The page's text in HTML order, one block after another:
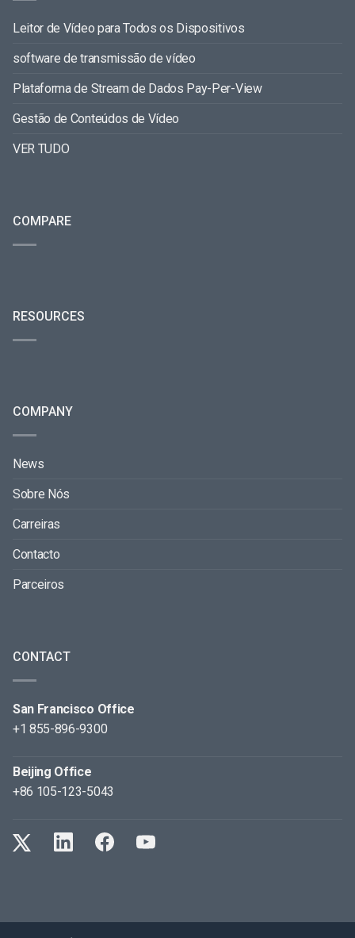
Leitor de Vídeo para Todos os Dispositivos
software de transmissão de vídeo
Plataforma de Stream de Dados Pay-Per-View
Gestão de Conteúdos de Vídeo
VER TUDO
COMPARE
RESOURCES
COMPANY
News
Sobre Nós
Carreiras
Contacto
Parceiros
CONTACT
San Francisco Office
+1 855-896-9300
Beijing Office
+86 105-123-5043